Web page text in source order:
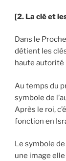
[2. La clé et
Dans le
détient les
haute autorité
Au temps du
symbole de
Après le roi,
fonction en
Le symbole
une image